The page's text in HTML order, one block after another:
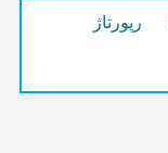
رپورتاژ